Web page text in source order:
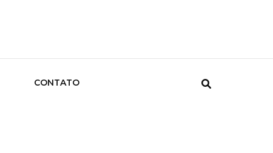
CONTATO